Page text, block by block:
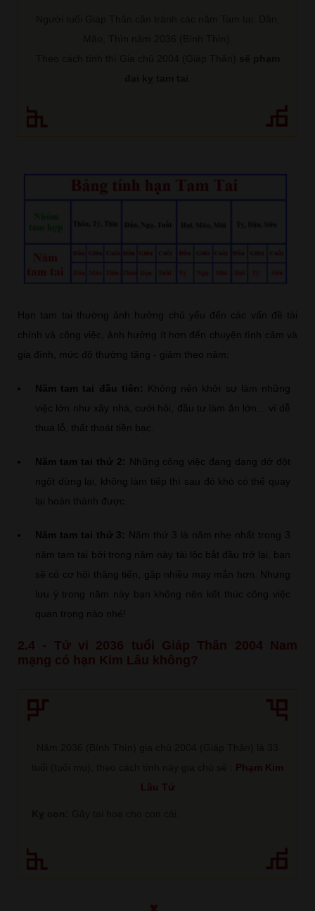
Hạn tam tai thường ảnh hưởng chủ yếu đến các vấn đề tài
chính và công việc, ảnh hưởng ít hơn đến chuyện tình cảm và
gia đình, mức độ thường tăng - giảm theo năm:
Năm tam tai đầu tiên:
Không nên khởi sự làm những
việc lớn như xây nhà, cưới hỏi, đầu tư làm ăn lớn... vì dễ
thua lỗ, thất thoát tiền bạc.
Năm tam tai thứ 2:
Những công việc đang dang dở đột
ngột dừng lại, không làm tiếp thì sau đó khó có thể quay
lại hoàn thành được.
Năm tam tai thứ 3:
Năm thứ 3 là năm nhẹ nhất trong 3
năm tam tai bởi trong năm này tài lộc bắt đầu trở lại, bạn
sẽ có cơ hội thăng tiến, gặp nhiều may mắn hơn. Nhưng
lưu ý trong năm này bạn không nên kết thúc công việc
quan trọng nào nhé!
2.4 - Tử vi 2036 tuổi Giáp Thân 2004 Nam
mạng có hạn Kim Lâu không?
Phạm Kim
Lâu Tử